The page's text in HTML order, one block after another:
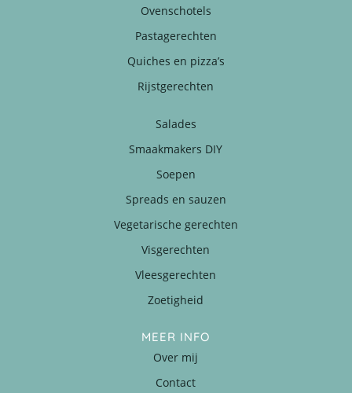
Ovenschotels
Pastagerechten
Quiches en pizza’s
Rijstgerechten
Salades
Smaakmakers DIY
Soepen
Spreads en sauzen
Vegetarische gerechten
Visgerechten
Vleesgerechten
Zoetigheid
MEER INFO
Over mij
Contact